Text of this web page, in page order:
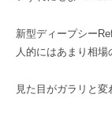
新型ディープシー
人的にはあまり相場
見た目がガラリと変